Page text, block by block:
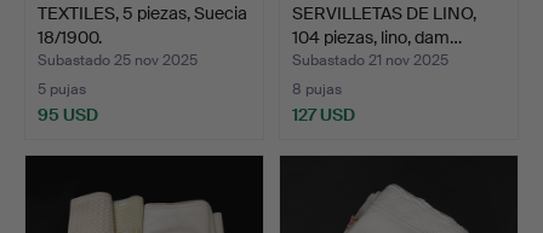
TEXTILES, 5 piezas, Suecia
18/1900.
Subastado 25 nov 2025
5 pujas
95 USD
SERVILLETAS DE LINO,
104 piezas, lino, dam…
Subastado 21 nov 2025
8 pujas
127 USD